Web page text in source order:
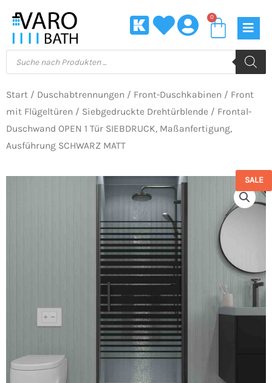
Inhalt
springen
0
Products
search
Start / Duschabtrennungen / Front-Duschkabinen / Front
mit Flügeltüren / Siebgedruckte Drehtürblende / Frontal-
Duschwand OPEN 1 Tür SIEBDRUCK, Maßanfertigung,
Ausführung SCHWARZ MATT
SALE